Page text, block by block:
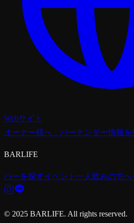
Webサイト
オーナー様へ：バーテンダー情報
BARLIFE
バーを探すイベント 一人飲みの方へ
© 2025 BARLIFE. All rights reserved.